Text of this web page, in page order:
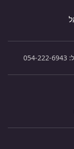
054-222-6943